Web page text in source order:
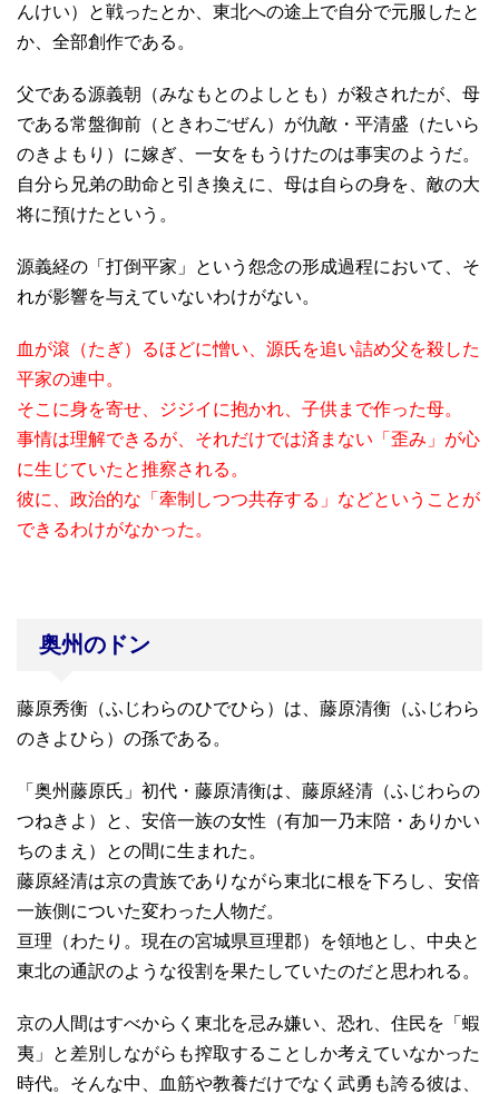
んけい）と戦ったとか、東北への途上で自分で元服したと
か、全部創作である。
父である源義朝（みなもとのよしとも）が殺されたが、母
である常盤御前（ときわごぜん）が仇敵・平清盛（たいら
のきよもり）に嫁ぎ、一女をもうけたのは事実のようだ。
自分ら兄弟の助命と引き換えに、母は自らの身を、敵の大
将に預けたという。
源義経の「打倒平家」という怨念の形成過程において、そ
れが影響を与えていないわけがない。
血が滾（たぎ）るほどに憎い、源氏を追い詰め父を殺した
平家の連中。
そこに身を寄せ、ジジイに抱かれ、子供まで作った母。
事情は理解できるが、それだけでは済まない「歪み」が心
に生じていたと推察される。
彼に、政治的な「牽制しつつ共存する」などということが
できるわけがなかった。
奥州のドン
藤原秀衡（ふじわらのひでひら）は、藤原清衡（ふじわら
のきよひら）の孫である。
「奥州藤原氏」初代・藤原清衡は、藤原経清（ふじわらの
つねきよ）と、安倍一族の女性（有加一乃末陪・ありかい
ちのまえ）との間に生まれた。
藤原経清は京の貴族でありながら東北に根を下ろし、安倍
一族側についた変わった人物だ。
亘理（わたり。現在の宮城県亘理郡）を領地とし、中央と
東北の通訳のような役割を果たしていたのだと思われる。
京の人間はすべからく東北を忌み嫌い、恐れ、住民を「蝦
夷」と差別しながらも搾取することしか考えていなかった
時代。そんな中、血筋や教養だけでなく武勇も誇る彼は、